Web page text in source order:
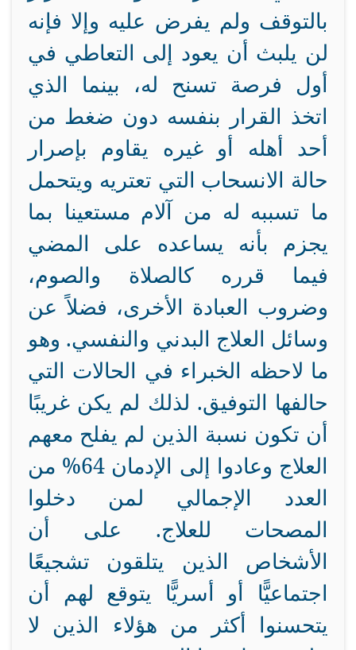
بالتوقف ولم يفرض عليه وإلا فإنه
لن يلبث أن يعود إلى التعاطي في
أول فرصة تسنح له، بينما الذي
اتخذ القرار بنفسه دون ضغط من
أحد أهله أو غيره يقاوم بإصرار
حالة الانسحاب التي تعتريه ويتحمل
ما تسببه له من آلام مستعينا بما
يجزم بأنه يساعده على المضي
فيما قرره كالصلاة والصوم،
وضروب العبادة الأخرى، فضلاً عن
وسائل العلاج البدني والنفسي. وهو
ما لاحظه الخبراء في الحالات التي
حالفها التوفيق. لذلك لم يكن غريبًا
أن تكون نسبة الذين لم يفلح معهم
العلاج وعادوا إلى الإدمان 64% من
العدد الإجمالي لمن دخلوا
المصحات للعلاج. على أن
الأشخاص الذين يتلقون تشجيعًا
اجتماعيًّا أو أسريًّا يتوقع لهم أن
يتحسنوا أكثر من هؤلاء الذين لا